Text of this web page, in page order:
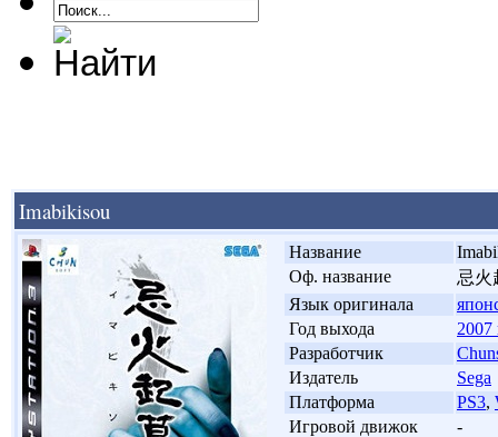
Imabikisou
Название
Оф. название
忌火
Язык оригинала
Год выхода
2007
Разработчик
Издатель
Sega
Платформа PS3,
Игровой движок
-